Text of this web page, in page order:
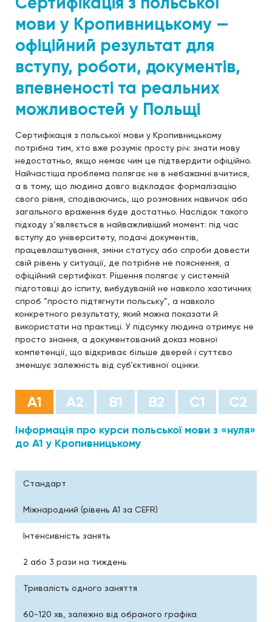
мови у Кропивницькому —
офіційний результат для
вступу, роботи, документів,
впевненості та реальних
можливостей у Польщі
Сертифікація з польської мови у Кропивницькому
потрібна тим, хто вже розуміє просту річ: знати мову
недостатньо, якщо немає чим це підтвердити офіційно.
Найчастіша проблема полягає не в небажанні вчитися,
а в тому, що людина довго відкладає формалізацію
свого рівня, сподіваючись, що розмовних навичок або
загального враження буде достатньо. Наслідок такого
підходу з’являється в найважливіший момент: під час
вступу до університету, подачі документів,
працевлаштування, зміни статусу або спроби довести
свій рівень у ситуації, де потрібне не пояснення, а
офіційний сертифікат. Рішення полягає у системній
підготовці до іспиту, вибудуваній не навколо хаотичних
спроб “просто підтягнути польську”, а навколо
конкретного результату, який можна показати й
використати на практиці. У підсумку людина отримує не
просто знання, а документований доказ мовної
компетенції, що відкриває більше дверей і суттєво
зменшує залежність від суб’єктивної оцінки.
А1 А2 B1 B2 С1 С2
Інформація про курси польської мови з «нуля»
до А1 у Кропивницькому
Стандарт
Міжнародний (рівень A1 за CEFR)
Інтенсивність занять
2 або 3 рази на тиждень
Тривалість одного заняття
60-120 хв, залежно від обраного графіка